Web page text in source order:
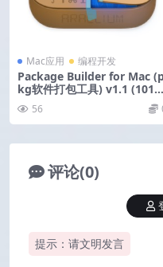
Mac应用 编程开发
Package Builder for Mac
kg软件打包工具) v1.1 (10100
56
评论(0)
提示：请文明发言